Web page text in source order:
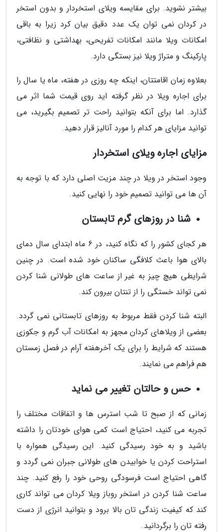
بیشتر نشوید. برای مقایسه ویلای استخردار و بدون استخر
در کردان نمی توان یک عدد دقیق بیان کرد زیرا به باقی
امکانات ویلا مانند امکانات تفریحی، بهداشتی و نظافتی،
پارکینگ و متراژ ویلا نیز بستگی دارد.
بعلاوه زمان اقامتتان، اینکه چه روزی در هفته، ماه یا سال را
برای اجاره ویلا در نظر گرفته اید روی قیمت شما اثر می
گذارد. اما برای آنکه بتوانید راحت تر تصمیم بگیرید، می
توانید مزایای هر کدام را مورد آنالیز قرار دهید.
مزایای اجاره ویلای استخردار
وجود استخر در ویلا در چند مزیت اصلی دارد که با توجه به
آن ها می توانید تصمیم خود را نهایی کنید.
شنا در روزهای گرم تابستان
هر کجای کشور را که نگاه کنید، در 6 ماه ابتدای سال دمای
بالای هوا باعث کلافگی ساکنان خود شده است. در چنین
شرایطی هیچ چیز به غیر از ساعت های طولانی شنا کردن
نمی تواند خستگی را از تنتان بیرون کند.
البته شنا کردن فقط مربوط به روزهای تابستانی نمی گردد.
بعضی از ویلاهای کردان مجهز به امکانات آب گرم و جکوزی
هستند که شرایط را برای یک آخرهفته آرام در فصل زمستان
هم فراهم می نمایند.
حس و حالتان تغییر می نماید
زمانی که از صبح تا شب استرس ها و اتفاقات مختلف را
تجربه می کنید، احتیاج است کمی هوای خودتان را داشته
باشید و به خود رسیدگی کنید. این رسیدگی همواره با
استراحت کردن یا خوابیدن های طولانی جبران نمی گردد و
گاهی احتیاج است فرسودگی روحی خود را رفع کنید. چند
ساعت شنا کردن در استخر روباز ویلا کردان می تواند کاری
کند که کیفیت زندگی تان بالا برود و بتوانید انرژی از دست
رفته تان را برگردانید.